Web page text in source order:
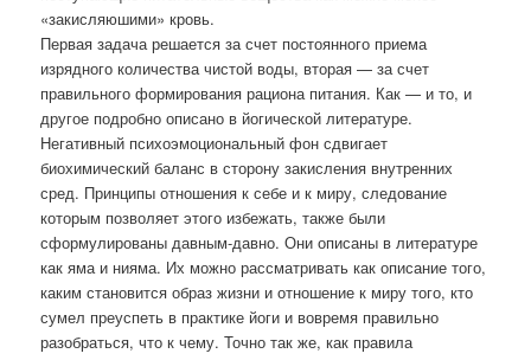
«закисляюшими» кровь.
Первая задача решается за счет постоянного приема
изрядного количества чистой воды, вторая — за счет
правильного формирования рациона питания. Как — и то, и
другое подробно описано в йогической литературе.
Негативный психоэмоциональный фон сдвигает
биохимический баланс в сторону закисления внутренних
сред. Принципы отношения к себе и к миру, следование
которым позволяет этого избежать, также были
сформулированы давным-давно. Они описаны в литературе
как яма и нияма. Их можно рассматривать как описание того,
каким становится образ жизни и отношение к миру того, кто
сумел преуспеть в практике йоги и вовремя правильно
разобраться, что к чему. Точно так же, как правила